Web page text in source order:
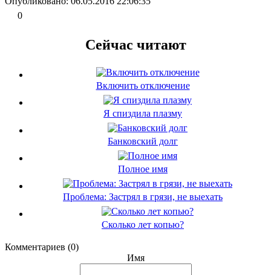
0
Сейчас читают
Включить отключение
Я спиздила плазму
Банковский долг
Полное имя
Проблема: Застрял в грязи, не выехать
Сколько лет копью?
Комментариев (0)
Имя